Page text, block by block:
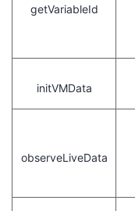
getVariableId
initVMData
observeLiveData